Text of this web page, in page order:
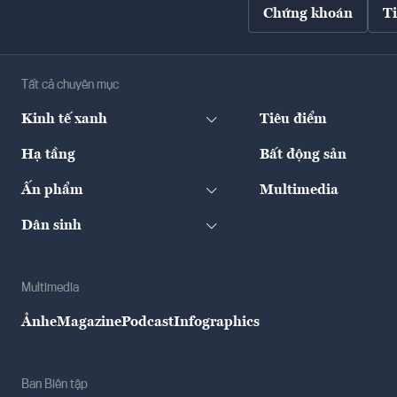
Chứng khoán
Tất cả chuyên mục
Kinh tế xanh Tiêu điểm
Hạ tầng Bất động sản
Ấn phẩm Multimedia
Dân sinh
Multimedia
ẢnheMagazinePodcastInfographics
Ban Biên tập